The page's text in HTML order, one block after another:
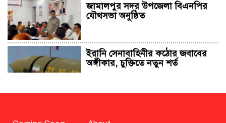
জামালপুর সদর উপজেলা বিএনপির
যৌথসভা অনুষ্ঠিত
ইরানি সেনাবাহিনীর কঠোর জবাবের
অঙ্গীকার, চুক্তিতে নতুন শর্ত